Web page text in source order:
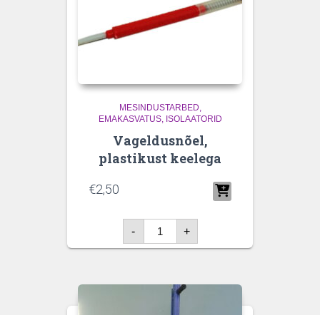
MESINDUSTARBED
EMAKASVATUS, ISOLAATORID
Vageldusnõel,
plastikust keelega
€2,50
-
Vageldusnõel,
plastikust
keelega
kogus
+